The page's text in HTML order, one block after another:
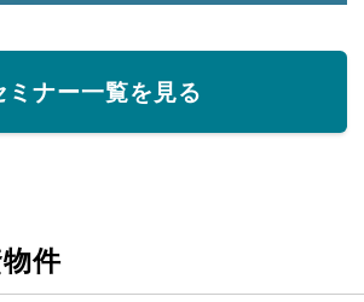
ミナー一覧を見る
件